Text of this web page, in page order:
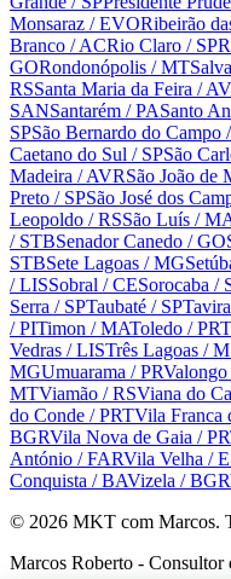
Monsaraz / EVORibeirão
Branco / ACRio Claro / SP
GORondonópolis / MT
RSSanta Maria da Feira /
SANSantarém / PASanto
SPSão Bernardo do Campo
Caetano do Sul / SPSão
Madeira / AVRSão João de
Preto / SPSão José dos
Leopoldo / RSSão Luís /
/ STBSenador Canedo / GO
STBSete Lagoas / MG
/ LISSobral / CESorocaba /
Serra / SPTaubaté / SPTavira
/ PITimon / MAToledo / PR
Vedras / LISTrês Lagoas /
MGUmuarama / PRValongo
MTViamão / RSViana do
do Conde / PRTVila Franca
BGRVila Nova de Gaia /
António / FARVila Velha /
Conquista / BAVizela / BGR
© 2026 MKT com Marcos.
Marcos Roberto -